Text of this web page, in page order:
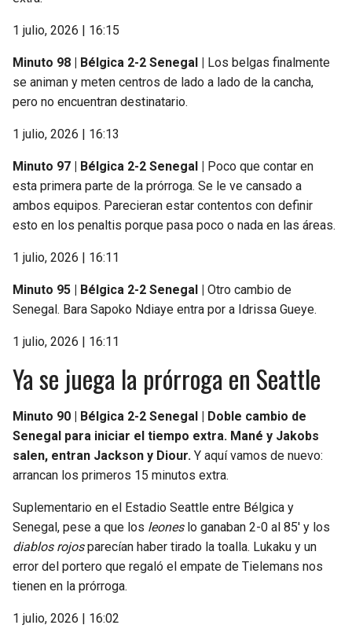
1 julio, 2026 | 16:15
Minuto 98 | Bélgica 2-2 Senegal | Los belgas finalmente
se animan y meten centros de lado a lado de la cancha,
pero no encuentran destinatario.
1 julio, 2026 | 16:13
Minuto 97 | Bélgica 2-2 Senegal | Poco que contar en
esta primera parte de la prórroga. Se le ve cansado a
ambos equipos. Parecieran estar contentos con definir
esto en los penaltis porque pasa poco o nada en las áreas.
1 julio, 2026 | 16:11
Minuto 95 | Bélgica 2-2 Senegal | Otro cambio de
Senegal. Bara Sapoko Ndiaye entra por a Idrissa Gueye.
1 julio, 2026 | 16:11
Ya se juega la prórroga en Seattle
Minuto 90 | Bélgica 2-2 Senegal | Doble cambio de
Senegal para iniciar el tiempo extra. Mané y Jakobs
salen, entran Jackson y Diour. Y aquí vamos de nuevo:
arrancan los primeros 15 minutos extra.
Suplementario en el Estadio Seattle entre Bélgica y
Senegal, pese a que los leoneslo ganaban 2-0 al 85′ y los
diablos rojosparecían haber tirado la toalla. Lukaku y un
error del portero que regaló el empate de Tielemans nos
tienen en la prórroga.
1 julio, 2026 | 16:02